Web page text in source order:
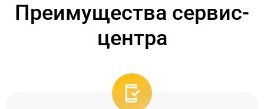
Преимущества сервис-
центра